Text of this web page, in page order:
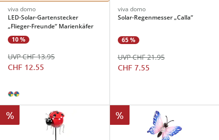
viva domo
LED-Solar-Gartenstecker
„Flieger-Freunde“ Marienkäfer
10 %
CHF 12.55
UVP CHF 13.95
viva domo
Solar-Regenmesser „Calla“
65 %
CHF 7.55
UVP CHF 21.95
% %